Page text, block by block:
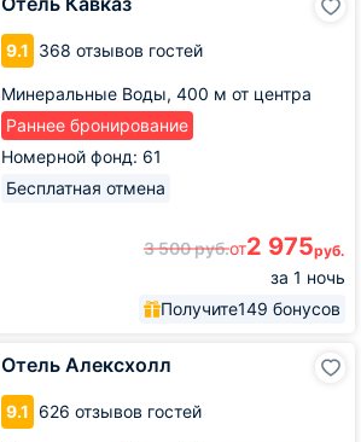
9.1 368 отзывов гостей
Минеральные Воды, 400 м от центра
Раннее бронирование
Номерной фонд: 61
Бесплатная отмена
3 500руб.от2 975руб.
за 1 ночь
Получите149 бонусов
Отель Алексхолл
9.1 626 отзывов гостей